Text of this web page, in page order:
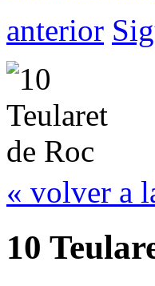
anterior
« volver a
10